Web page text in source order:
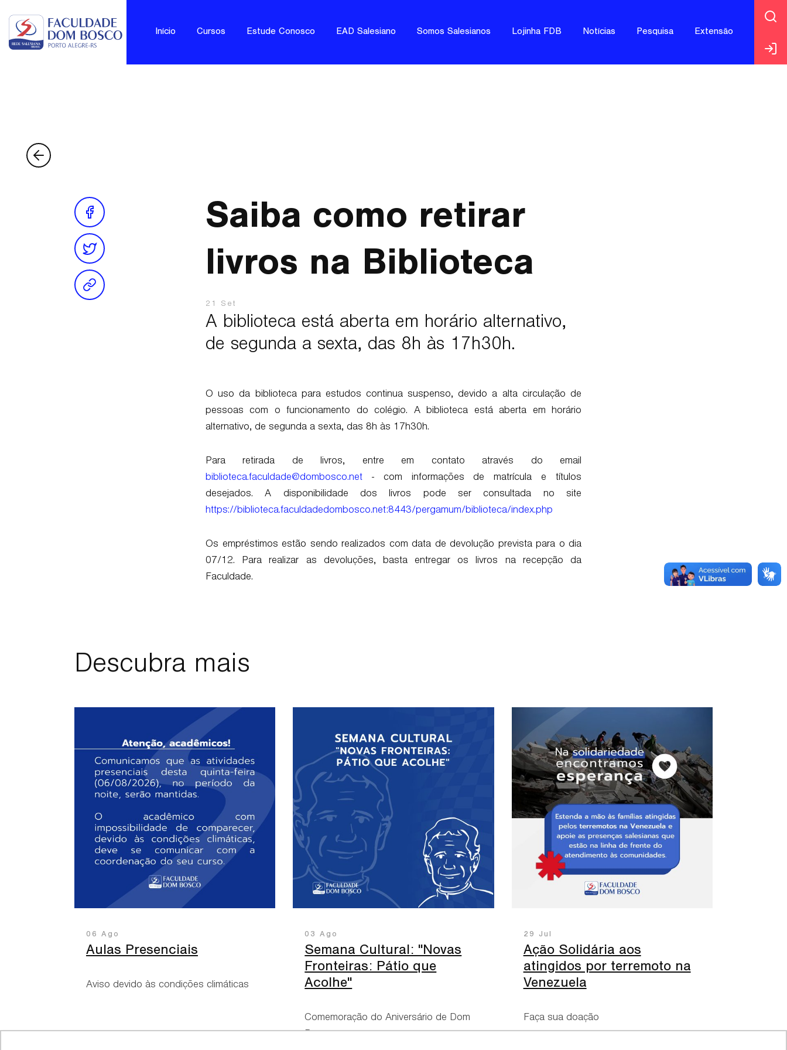
Início Cursos Estude Conosco EAD Salesiano Somos Salesianos Lojinha FDB Notícias Pesquisa Extensão
Saiba como retirar
livros na Biblioteca
21 Set
A biblioteca está aberta em horário alternativo,
de segunda a sexta, das 8h às 17h30h.
O uso da biblioteca para estudos continua suspenso, devido a alta circulação de
pessoas com o funcionamento do colégio. A biblioteca está aberta em horário
alternativo, de segunda a sexta, das 8h às 17h30h.
Para retirada de livros, entre em contato através do email
biblioteca.faculdade@dombosco.net - com informações de matrícula e títulos
desejados. A disponibilidade dos livros pode ser consultada no site
https://biblioteca.faculdadedombosco.net:8443/pergamum/biblioteca/index.php
Os empréstimos estão sendo realizados com data de devolução prevista para o dia
07/12. Para realizar as devoluções, basta entregar os livros na recepção da
Faculdade.
Descubra mais
06 Ago
Aulas Presenciais
Aviso devido às condições climáticas
03 Ago
Semana Cultural: "Novas
Fronteiras: Pátio que
Acolhe"
Comemoração do Aniversário de Dom
29 Jul
Ação Solidária aos
atingidos por terremoto na
Venezuela
Faça sua doação